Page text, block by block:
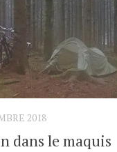
2018
dans le maquis